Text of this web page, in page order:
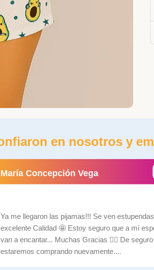
en nosotros y
María Concepción Vega
Ya me llegaron las pijamas!!! Se ven
excelente Calidad 🤩 Estoy seguro que a mí
van a encantar... Muchas Gracias ✌🏼 De
estaremos comprando nuevamente....